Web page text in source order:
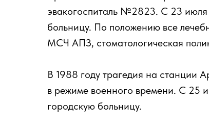
эвакогоспиталь №2823. С 23 июля
больницу. По положению все
МСЧ АПЗ, стоматологическая
В 1988 году трагедия на станции
в режиме военного времени. С 25
городскую больницу.